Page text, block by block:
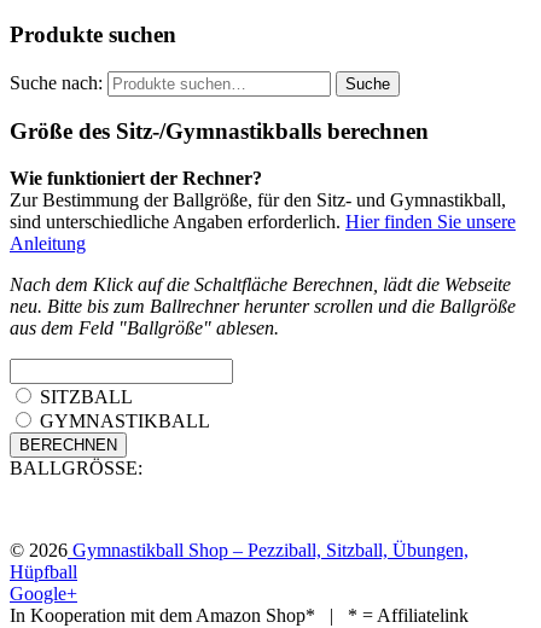
Produkte suchen
Suche nach: Suche
Größe des Sitz-/Gymnastikballs berechnen
Wie funktioniert der Rechner?
Zur Bestimmung der Ballgröße, für den Sitz- und Gymnastikball,
sind unterschiedliche Angaben erforderlich. Hier finden Sie unsere
Anleitung
Nach dem Klick auf die Schaltfläche Berechnen, lädt die Webseite
neu. Bitte bis zum Ballrechner herunter scrollen und die Ballgröße
aus dem Feld "Ballgröße" ablesen.
SITZBALL
GYMNASTIKBALL
BALLGRÖSSE:
© 2026 Gymnastikball Shop – Pezziball, Sitzball, Übungen,
Hüpfball
Google+
In Kooperation mit dem Amazon Shop* | * = Affiliatelink